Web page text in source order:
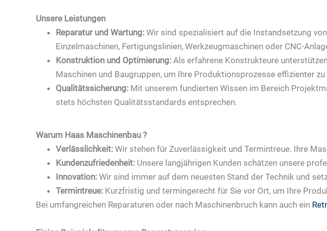
Unsere Leistungen
Reparatur und Wartung: Wir sind spezialisiert auf die Instandsetzung
Einzelmaschinen, Fertigungslinien, Werkzeugmaschinen oder CNC-
Konstruktion und Optimierung: Als erfahrene Konstrukteure
Maschinen und Baugruppen, um Ihre Produktionsprozesse effizienter
Qualitätssicherung: Mit unserem fundierten Wissen im Bereich
stets höchsten Qualitätsstandards entsprechen.
Warum Haas Maschinenbau ?
Verlässlichkeit: Wir stehen für Zuverlässigkeit und Termintreue. Ihre
Kundenzufriedenheit: Unsere langjährigen Kunden schätzen unsere
Innovation: Wir sind immer auf dem neuesten Stand der Technik und
Termintreue: Kurzfristig und termingerecht für Sie vor Ort, um Ihre
Bei umfangreichen Reparaturen oder nach Maschinenbruch kann auch ein